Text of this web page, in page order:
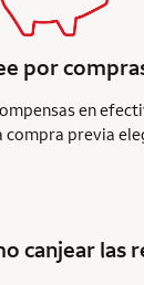
por
en
compra previa
canjear